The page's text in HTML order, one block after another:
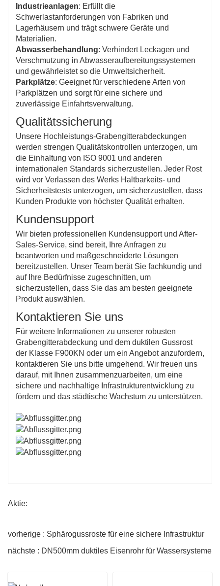
Industrieanlagen: Erfüllt die
Schwerlastanforderungen von Fabriken und
Lagerhäusern und trägt schwere Geräte und
Materialien.
Abwasserbehandlung: Verhindert Leckagen und
Verschmutzung in Abwasseraufbereitungssystemen
und gewährleistet so die Umweltsicherheit.
Parkplätze: Geeignet für verschiedene Arten von
Parkplätzen und sorgt für eine sichere und
zuverlässige Einfahrtsverwaltung.
Qualitätssicherung
Unsere Hochleistungs-Grabengitterabdeckungen
werden strengen Qualitätskontrollen unterzogen, um
die Einhaltung von ISO 9001 und anderen
internationalen Standards sicherzustellen. Jeder Rost
wird vor Verlassen des Werks Haltbarkeits- und
Sicherheitstests unterzogen, um sicherzustellen, dass
Kunden Produkte von höchster Qualität erhalten.
Kundensupport
Wir bieten professionellen Kundensupport und After-
Sales-Service, sind bereit, Ihre Anfragen zu
beantworten und maßgeschneiderte Lösungen
bereitzustellen. Unser Team berät Sie fachkundig und
auf Ihre Bedürfnisse zugeschnitten, um
sicherzustellen, dass Sie das am besten geeignete
Produkt auswählen.
Kontaktieren Sie uns
Für weitere Informationen zu unserer robusten
Grabengitterabdeckung und dem duktilen Gussrost
der Klasse F900KN oder um ein Angebot anzufordern,
kontaktieren Sie uns bitte umgehend. Wir freuen uns
darauf, mit Ihnen zusammenzuarbeiten, um eine
sichere und nachhaltige Infrastrukturentwicklung zu
fördern und das städtische Wachstum zu unterstützen.
Aktie:
vorherige : Sphärogussroste für eine sichere Infrastruktur
nächste : DN500mm duktiles Eisenrohr für Wassersysteme